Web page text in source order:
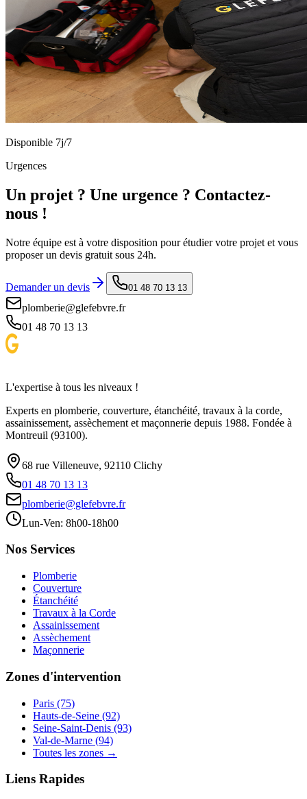
Disponible 7j/7
Urgences
Un projet ? Une urgence ? Contactez-
nous !
Notre équipe est à votre disposition pour étudier votre projet et vous
proposer un devis gratuit sous 24h.
Demander un devis 01 48 70 13 13
plomberie@glefebvre.fr
01 48 70 13 13
L'expertise à tous les niveaux !
Experts en plomberie, couverture, étanchéité, travaux à la corde,
assainissement, assèchement et maçonnerie depuis 1988. Fondée à
Montreuil (93100).
68 rue Villeneuve, 92110 Clichy
01 48 70 13 13
plomberie@glefebvre.fr
Lun-Ven: 8h00-18h00
Nos Services
Plomberie
Couverture
Étanchéité
Travaux à la Corde
Assainissement
Assèchement
Maçonnerie
Zones d'intervention
Paris (75)
Hauts-de-Seine (92)
Seine-Saint-Denis (93)
Val-de-Marne (94)
Toutes les zones →
Liens Rapides